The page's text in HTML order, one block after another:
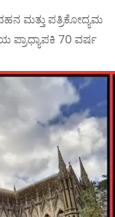
ಮತ್ತು ಪತ್ರಿಕೋದ್ಯಮ
ಪ್ರಾಧ್ಯಾಪಕಿ 70 ವರ್ಷ